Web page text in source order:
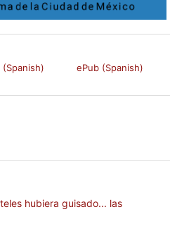
(Spanish) ePub (Spanish)
hubiera guisado... las